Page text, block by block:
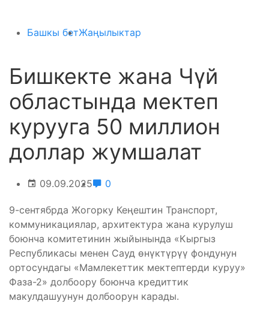
Башкы бетЖаңылыктар
Бишкекте жана Чүй
областында мектеп
курууга 50 миллион
доллар жумшалат
09.09.2025 0
9-сентябрда Жогорку Кеңештин Транспорт,
коммуникациялар, архитектура жана курулуш
боюнча комитетинин жыйынында «Кыргыз
Республикасы менен Сауд өнүктүрүү фондунун
ортосундагы «Мамлекеттик мектептерди куруу»
Фаза-2» долбоору боюнча кредиттик
макулдашуунун долбоорун карады.